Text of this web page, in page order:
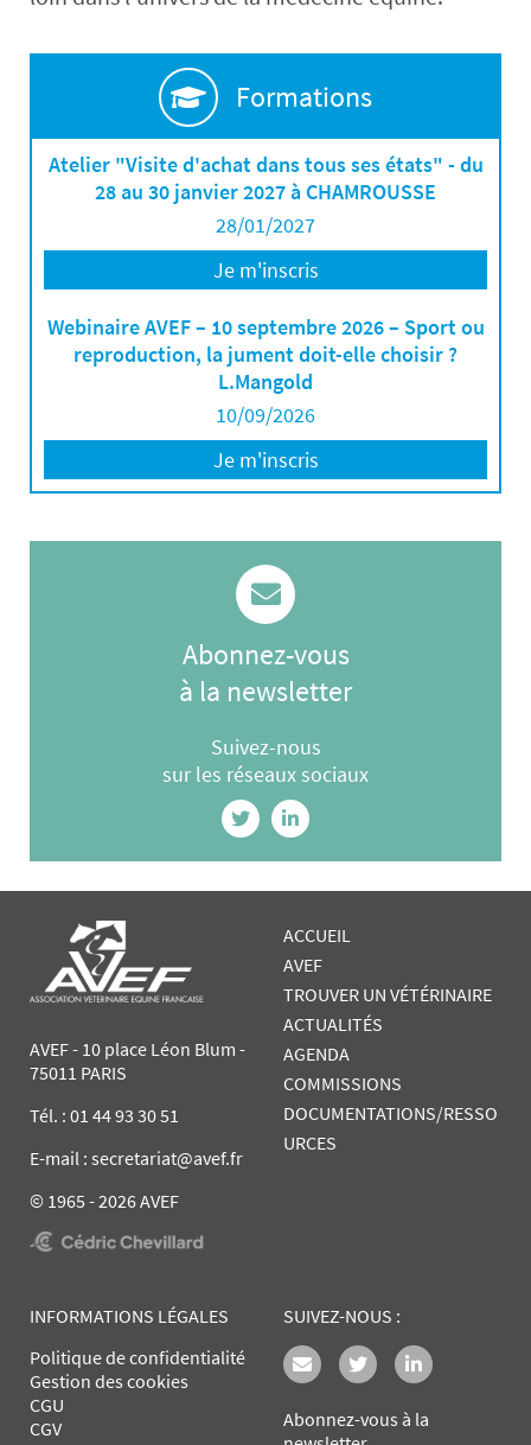
Formations
Atelier "Visite d'achat dans tous ses états" - du
28 au 30 janvier 2027 à CHAMROUSSE
28/01/2027
Je m'inscris
Webinaire AVEF – 10 septembre 2026 – Sport ou
reproduction, la jument doit-elle choisir ?
L.Mangold
10/09/2026
Je m'inscris
Abonnez-vous
à la newsletter
Suivez-nous
sur les réseaux sociaux
AVEF - 10 place Léon Blum -
75011 PARIS
Tél. : 01 44 93 30 51
E-mail : secretariat@avef.fr
© 1965 - 2026 AVEF
ACCUEIL
AVEF
TROUVER UN VÉTÉRINAIRE
ACTUALITÉS
AGENDA
COMMISSIONS
DOCUMENTATIONS/RESSO
URCES
INFORMATIONS LÉGALES
Politique de confidentialité
Gestion des cookies
CGU
CGV
SUIVEZ-NOUS :
Abonnez-vous à la